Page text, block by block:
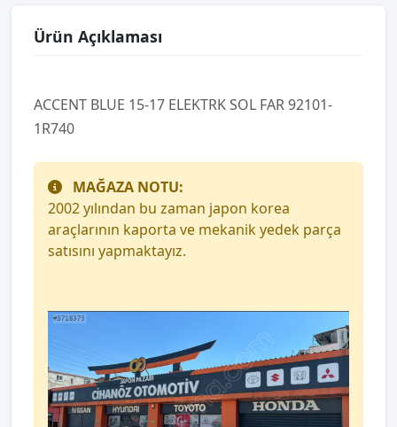
Ürün Açıklaması
ACCENT BLUE 15-17 ELEKTRK SOL FAR 92101-
1R740
MAĞAZA NOTU:
2002 yılından bu zaman japon korea
araçlarının kaporta ve mekanik yedek parça
satısını yapmaktayız.